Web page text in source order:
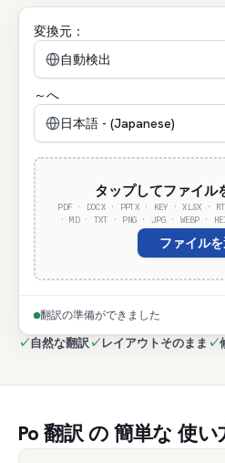
変換元：
自動検出
～へ
日本語 - (Japanese)
タップしてファイル
PDF · DOCX · PPTX · KEY · XLSX ·
· MD · TXT · PNG · JPG · WEBP ·
ファイル
翻訳の準備ができました
✓自然な翻訳✓レイアウトそのまま ✓
Po 翻訳 の 簡単な 使い